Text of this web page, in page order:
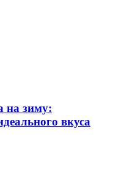
на зиму:
вкуса